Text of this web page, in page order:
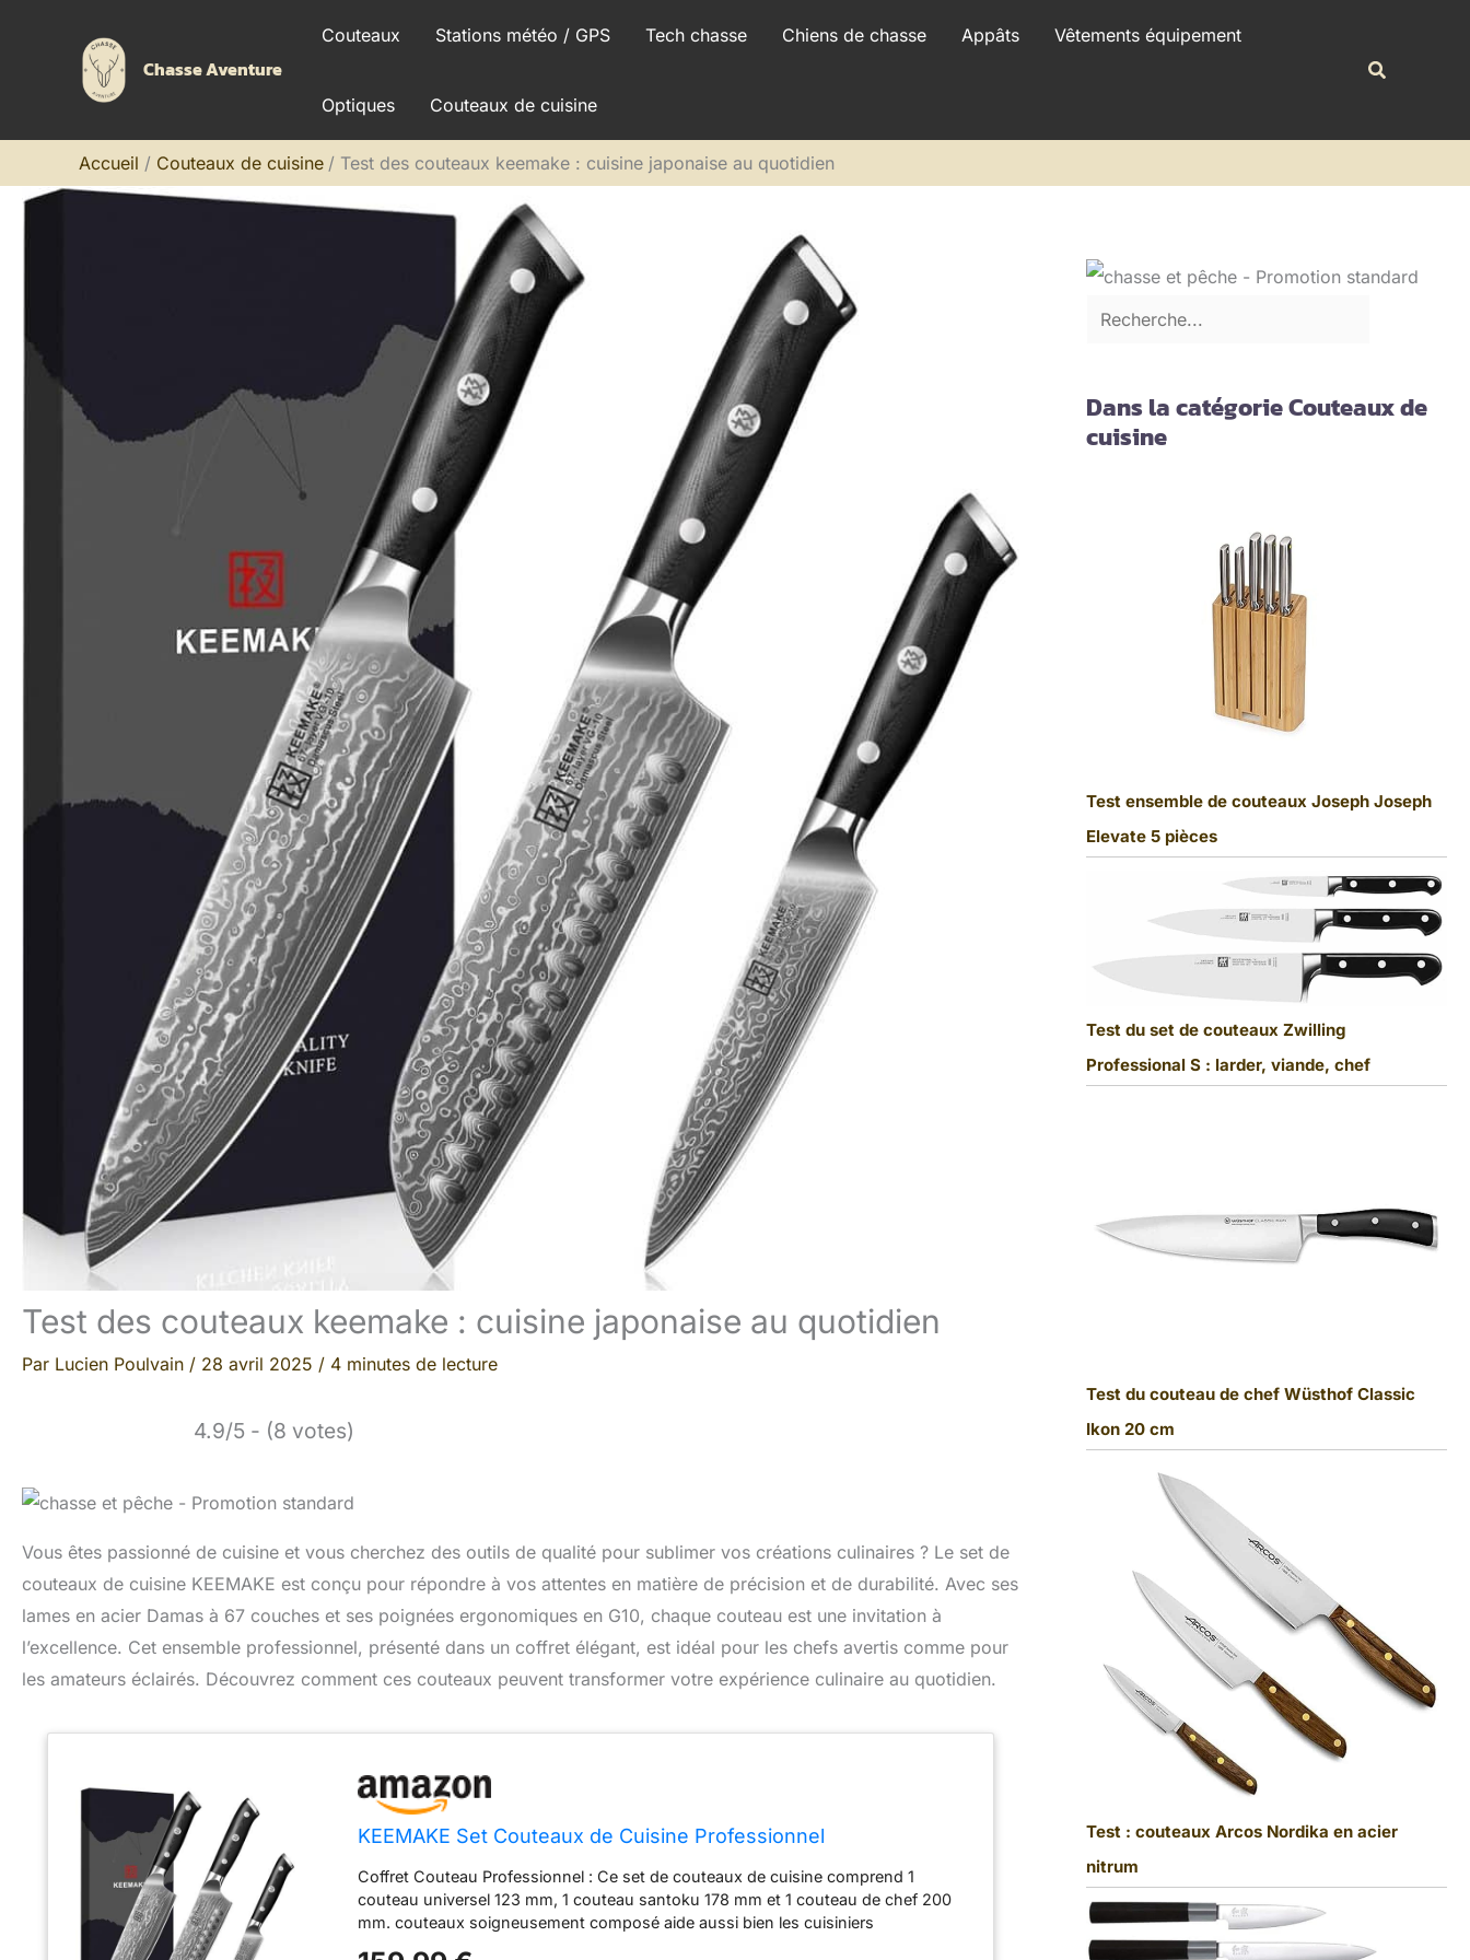
Chasse Aventure
Couteaux Stations météo / GPS Tech chasse Chiens de chasse Appâts Vêtements équipement
Optiques Couteaux de cuisine
Accueil Couteaux de cuisine Test des couteaux keemake : cuisine japonaise au quotidien
Test des couteaux keemake : cuisine japonaise au quotidien
Par Lucien Poulvain / 28 avril 2025 / 4 minutes de lecture
4.9/5 - (8 votes)
Vous êtes passionné de cuisine et vous cherchez des outils de qualité pour sublimer vos créations culinaires ? Le set de
couteaux de cuisine KEEMAKE est conçu pour répondre à vos attentes en matière de précision et de durabilité. Avec ses
lames en acier Damas à 67 couches et ses poignées ergonomiques en G10, chaque couteau est une invitation à
l’excellence. Cet ensemble professionnel, présenté dans un coffret élégant, est idéal pour les chefs avertis comme pour
les amateurs éclairés. Découvrez comment ces couteaux peuvent transformer votre expérience culinaire au quotidien.
KEEMAKE Set Couteaux de Cuisine Professionnel
Coffret Couteau Professionnel : Ce set de couteaux de cuisine comprend 1
couteau universel 123 mm, 1 couteau santoku 178 mm et 1 couteau de chef 200
mm. couteaux soigneusement composé aide aussi bien les cuisiniers
r
h
Dans la catégorie Couteaux de
cuisine
Test ensemble de couteaux Joseph Joseph
Elevate 5 pièces
Test du set de couteaux Zwilling
Professional S : larder, viande, chef
Test du couteau de chef Wüsthof Classic
Ikon 20 cm
Test : couteaux Arcos Nordika en acier
nitrum